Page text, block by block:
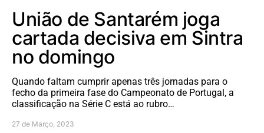
União de Santarém joga
cartada decisiva em Sintra
no domingo
Quando faltam cumprir apenas três jornadas para o
fecho da primeira fase do Campeonato de Portugal, a
classificação na Série C está ao rubro…
27 de Março, 2023